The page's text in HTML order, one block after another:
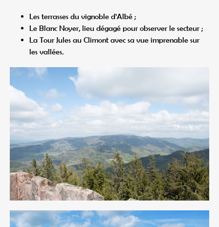
Les terrasses du vignoble d’Albé ;
Le Blanc Noyer, lieu dégagé pour observer le secteur ;
La Tour Jules au Climont avec sa vue imprenable sur
les vallées.